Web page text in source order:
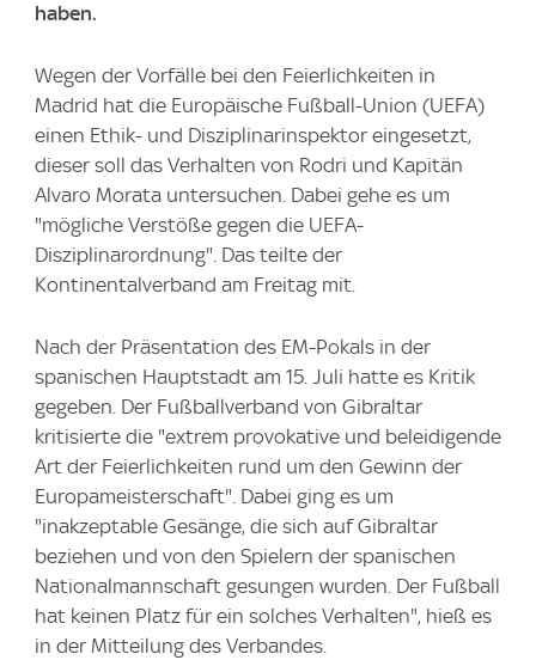
haben.
Wegen der Vorfälle bei den Feierlichkeiten in
Madrid hat die Europäische Fußball-Union (UEFA)
einen Ethik- und Disziplinarinspektor eingesetzt,
dieser soll das Verhalten von Rodri und Kapitän
Alvaro Morata untersuchen. Dabei gehe es um
"mögliche Verstöße gegen die UEFA-
Disziplinarordnung". Das teilte der
Kontinentalverband am Freitag mit.
Nach der Präsentation des EM-Pokals in der
spanischen Hauptstadt am 15. Juli hatte es Kritik
gegeben. Der Fußballverband von Gibraltar
kritisierte die "extrem provokative und beleidigende
Art der Feierlichkeiten rund um den Gewinn der
Europameisterschaft". Dabei ging es um
"inakzeptable Gesänge, die sich auf Gibraltar
beziehen und von den Spielern der spanischen
Nationalmannschaft gesungen wurden. Der Fußball
hat keinen Platz für ein solches Verhalten", hieß es
in der Mitteilung des Verbandes.